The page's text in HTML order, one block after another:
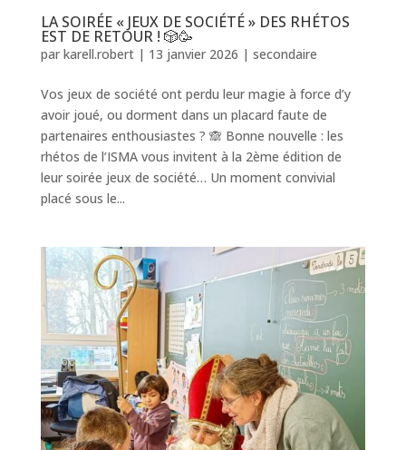
LA SOIRÉE « JEUX DE SOCIÉTÉ » DES RHÉTOS
EST DE RETOUR ! 🎲🥳
par karell.robert| 13 janvier 2026 | secondaire
Vos jeux de société ont perdu leur magie à force d’y
avoir joué, ou dorment dans un placard faute de
partenaires enthousiastes ? 🙈 Bonne nouvelle : les
rhétos de l’ISMA vous invitent à la 2ème édition de
leur soirée jeux de société… Un moment convivial
placé sous le...